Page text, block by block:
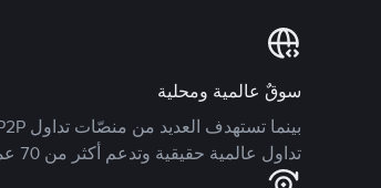
سوقٌ عالمية ومحلية
تداول عالمية حقيقية وتدعم أكثر من 70 عملة محلية.